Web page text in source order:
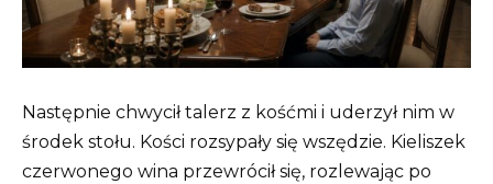
Następnie chwycił talerz z kośćmi i uderzył nim w
środek stołu. Kości rozsypały się wszędzie. Kieliszek
czerwonego wina przewrócił się, rozlewając po